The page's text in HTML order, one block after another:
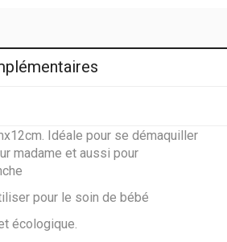
Idéale pour se démaquiller
madame et aussi pour
pour le soin de bébé
écologique.